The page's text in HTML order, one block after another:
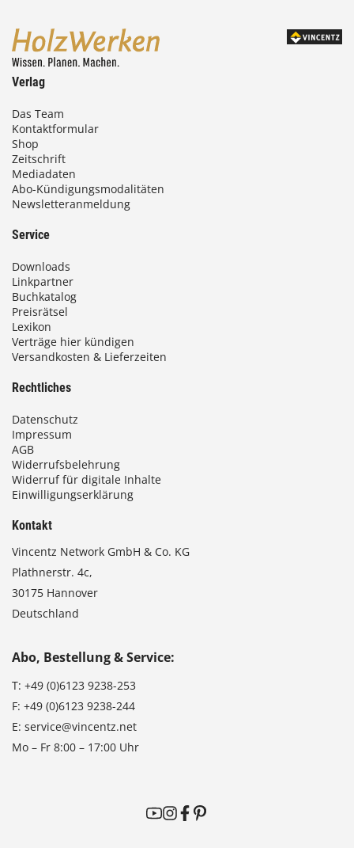
Verlag
Das Team
Kontaktformular
Shop
Zeitschrift
Mediadaten
Abo-Kündigungsmodalitäten
Newsletteranmeldung
Service
Downloads
Linkpartner
Buchkatalog
Preisrätsel
Lexikon
Verträge hier kündigen
Versandkosten & Lieferzeiten
Rechtliches
Datenschutz
Impressum
AGB
Widerrufsbelehrung
Widerruf für digitale Inhalte
Einwilligungserklärung
Kontakt
Vincentz Network GmbH & Co. KG
Plathnerstr. 4c,
30175 Hannover
Deutschland
Abo, Bestellung & Service:
T: +49 (0)6123 9238-253
F: +49 (0)6123 9238-244
E: service@vincentz.net
Mo – Fr 8:00 – 17:00 Uhr